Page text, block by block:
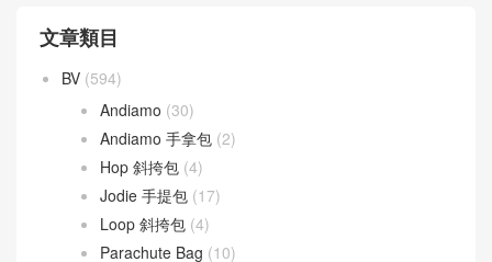
文章類目
BV (594)
Andiamo (30)
Andiamo 手拿包 (2)
Hop 斜挎包 (4)
Jodie 手提包 (17)
Loop 斜挎包 (4)
Parachute Bag (10)